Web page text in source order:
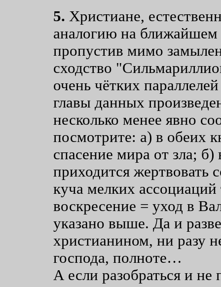
5. Христиане,
аналогию на ближайшем
пропустив мимо
сходство
очень чётких
главы данных
несколько менее явно
посмотрите: а) в обеих
спасение мира от зла;
приходится жертвовать
куча мелких
воскресение = уход в
указано выше. Да и
христианином, ни разу
господа, полноте…
А если разобраться и